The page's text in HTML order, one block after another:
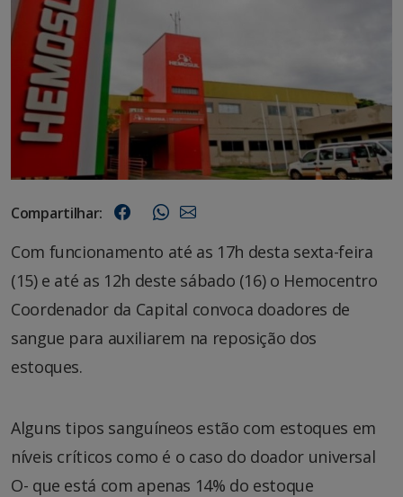
Compartilhar:
Com funcionamento até as 17h desta sexta-feira
(15) e até as 12h deste sábado (16) o Hemocentro
Coordenador da Capital convoca doadores de
sangue para auxiliarem na reposição dos
estoques.
Alguns tipos sanguíneos estão com estoques em
níveis críticos como é o caso do doador universal
O- que está com apenas 14% do estoque